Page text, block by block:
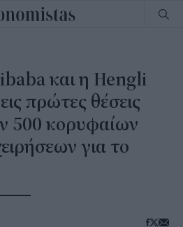
και η Hengli
πρώτες θέσεις
500 κορυφαίων
για το